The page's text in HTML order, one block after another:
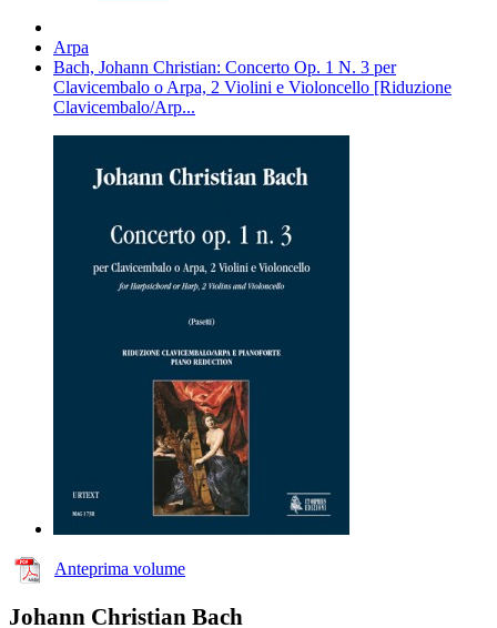
Arpa
Bach, Johann Christian: Concerto Op. 1 N. 3 per
Clavicembalo o Arpa, 2 Violini e Violoncello [Riduzione
Clavicembalo/Arp...
Anteprima volume
Johann Christian Bach